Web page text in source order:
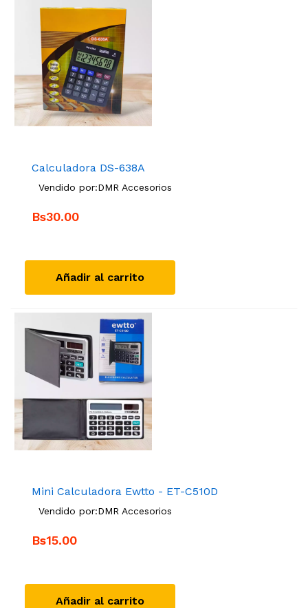
Calculadora DS-638A
Vendido por:DMR Accesorios
Bs30.00
Añadir al carrito
Mini Calculadora Ewtto - ET-C510D
Vendido por:DMR Accesorios
Bs15.00
Añadir al carrito